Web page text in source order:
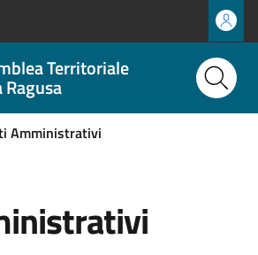
Territoriale
Ragusa
Amministrativi